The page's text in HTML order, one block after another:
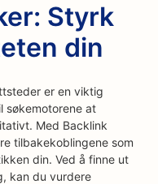
Styrk
din
er en viktig
søkemotorene at
Med Backlink
tilbakekoblingene som
din. Ved å finne ut
kan du vurdere